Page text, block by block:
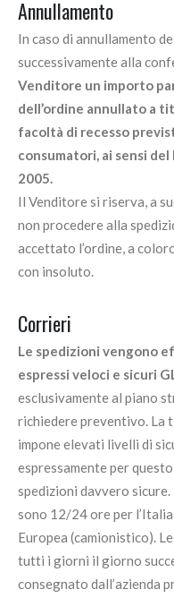
Annullamento
In caso di annullamento
successivamente alla
Venditore un importo
dell’ordine annullato a
facoltà di recesso
consumatori, ai sensi
2005.
Il Venditore si riserva, a
non procedere alla
accettato l’ordine, a
con insoluto.
Corrieri
Le spedizioni vengono
espressi veloci e sicuri
esclusivamente al piano
richiedere preventivo. La
impone elevati livelli di
espressamente per
spedizioni davvero
sono 12/24 ore per
Europea (camionistico).
tutti i giorni il giorno
consegnato dall’azienda